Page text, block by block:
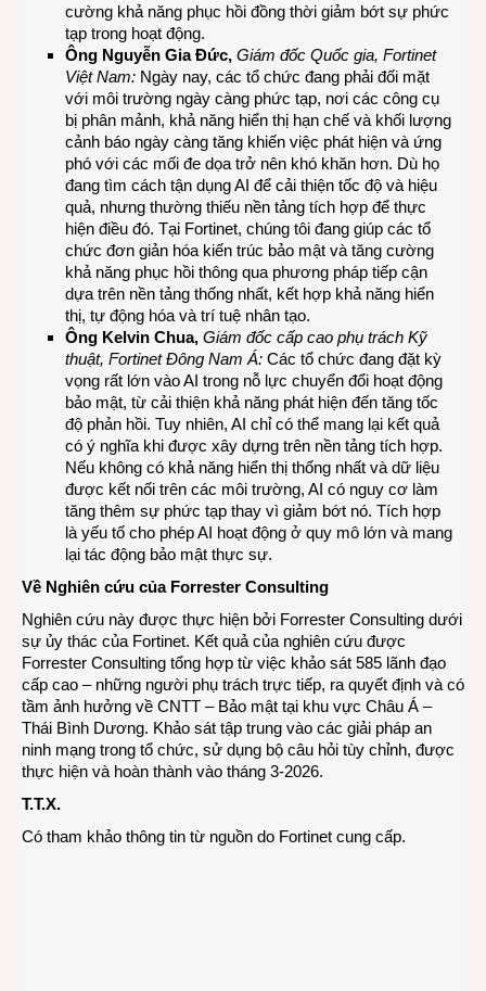
cường khả năng phục hồi đồng thời giảm bớt sự phức
tạp trong hoạt động.
Ông Nguyễn Gia Đức, Giám đốc Quốc gia, Fortinet
Việt Nam: Ngày nay, các tổ chức đang phải đối mặt
với môi trường ngày càng phức tạp, nơi các công cụ
bị phân mảnh, khả năng hiển thị hạn chế và khối lượng
cảnh báo ngày càng tăng khiến việc phát hiện và ứng
phó với các mối đe dọa trở nên khó khăn hơn. Dù họ
đang tìm cách tận dụng AI để cải thiện tốc độ và hiệu
quả, nhưng thường thiếu nền tảng tích hợp để thực
hiện điều đó. Tại Fortinet, chúng tôi đang giúp các tổ
chức đơn giản hóa kiến ​​trúc bảo mật và tăng cường
khả năng phục hồi thông qua phương pháp tiếp cận
dựa trên nền tảng thống nhất, kết hợp khả năng hiển
thị, tự động hóa và trí tuệ nhân tạo.
Ông Kelvin Chua, Giám đốc cấp cao phụ trách Kỹ
thuật, Fortinet Đông Nam Á: Các tổ chức đang đặt kỳ
vọng rất lớn vào AI trong nỗ lực chuyển đổi hoạt động
bảo mật, từ cải thiện khả năng phát hiện đến tăng tốc
độ phản hồi. Tuy nhiên, AI chỉ có thể mang lại kết quả
có ý nghĩa khi được xây dựng trên nền tảng tích hợp.
Nếu không có khả năng hiển thị thống nhất và dữ liệu
được kết nối trên các môi trường, AI có nguy cơ làm
tăng thêm sự phức tạp thay vì giảm bớt nó. Tích hợp
là yếu tố cho phép AI hoạt động ở quy mô lớn và mang
lại tác động bảo mật thực sự.
Về Nghiên cứu của Forrester Consulting
Nghiên cứu này được thực hiện bởi Forrester Consulting dưới
sự ủy thác của Fortinet. Kết quả của nghiên cứu được
Forrester Consulting tổng hợp từ việc khảo sát 585 lãnh đạo
cấp cao – những người phụ trách trực tiếp, ra quyết định và có
tầm ảnh hưởng về CNTT – Bảo mật tại khu vực Châu Á –
Thái Bình Dương. Khảo sát tập trung vào các giải pháp an
ninh mạng trong tổ chức, sử dụng bộ câu hỏi tùy chỉnh, được
thực hiện và hoàn thành vào tháng 3-2026.
T.T.X.
Có tham khảo thông tin từ nguồn do Fortinet cung cấp.